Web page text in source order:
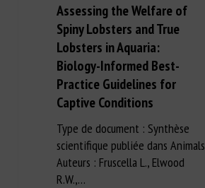
Assessing the Welfare of
Spiny Lobsters and True
Lobsters in Aquaria:
Biology-Informed Best-
Practice Guidelines for
Captive Conditions
Type de document : Synthèse
scientifique publiée dans Animals
Auteurs : Fruscella L., Elwood
R.W.,…